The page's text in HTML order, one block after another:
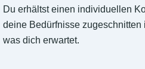
Du erhältst einen individuellen
deine Bedürfnisse zugeschnitten
was dich erwartet.